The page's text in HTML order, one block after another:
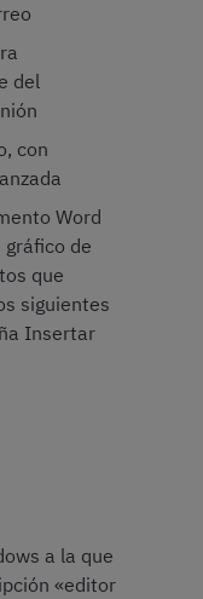
del
con
Word
de
que
siguientes
Insertar
a la que
«editor